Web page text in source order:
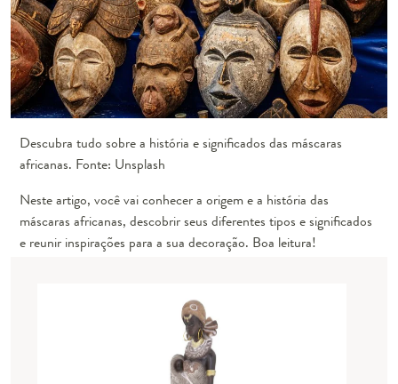
Descubra tudo sobre a história e significados das máscaras
africanas. Fonte: Unsplash
Neste artigo, você vai conhecer a origem e a história das
máscaras africanas, descobrir seus diferentes tipos e significados
e reunir inspirações para a sua decoração. Boa leitura!